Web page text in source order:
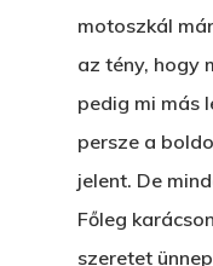
motoszkál
az tény, hogy
pedig mi más
persze a
jelent. De
Főleg
szeretet